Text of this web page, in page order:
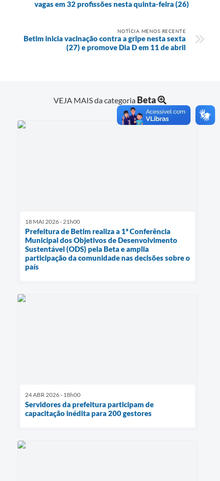
vagas em 32 profissões nesta quinta-feira (26)
NOTÍCIA MENOS RECENTE
Betim inicia vacinação contra a gripe nesta sexta
(27) e promove Dia D em 11 de abril
VEJA MAIS da categoria Beta
18 MAI 2026 - 21h00
Prefeitura de Betim realiza a 1ª Conferência
Municipal dos Objetivos de Desenvolvimento
Sustentável (ODS) pela Beta e amplia
participação da comunidade nas decisões sobre o
país
24 ABR 2026 - 18h00
Servidores da prefeitura participam de
capacitação inédita para 200 gestores